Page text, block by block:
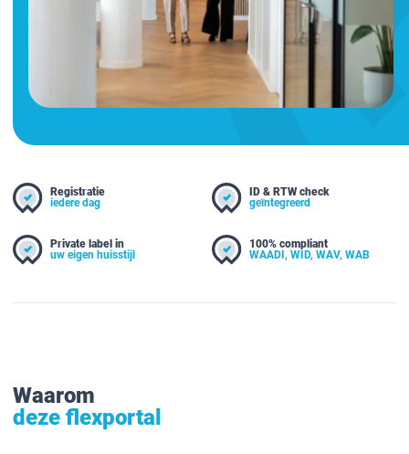
Registratie
iedere dag
ID & RTW check
geïntegreerd
Private label in
uw eigen huisstijl
100% compliant
WAADI, WID, WAV, WAB
Waarom
deze flexportal